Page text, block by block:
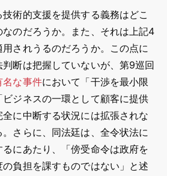
術的支援を提供する義務はどこ
なのだろうか。また、それは上記4
されうるのだろうか。この点に
断は把握していないが、第9巡回
名な事件において「干渉を最小限
ジネスの一環として顧客に提供
に中断する状況には拡張されな
さらに、同法廷は、全令状法に
にあたり、「傍受命令は政府を
負担を課すものではない」と述